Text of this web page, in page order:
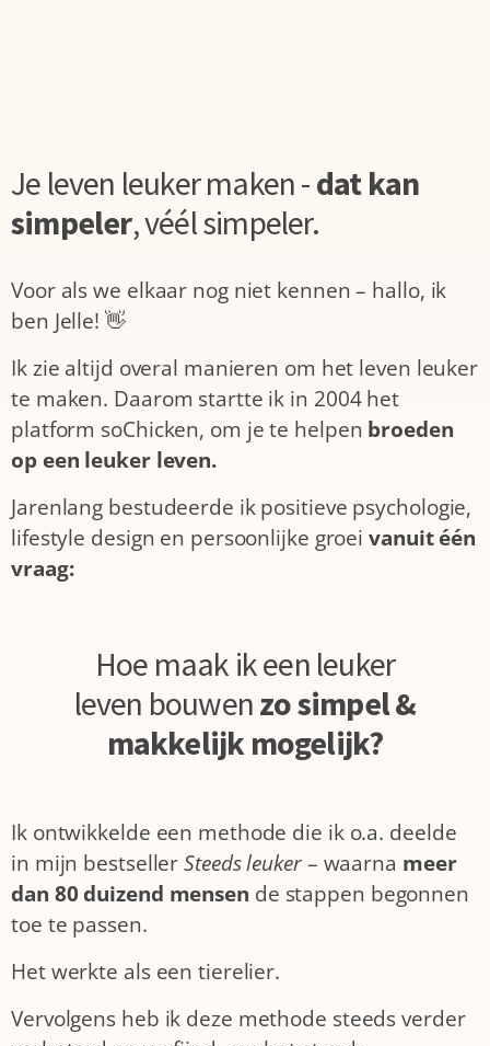
Je leven leuker maken -dat kan
simpeler,véél simpeler.
Voor als we elkaar nog niet kennen – hallo, ik
ben Jelle! 👋
Ik zie altijd overal manieren om het leven leuker
te maken. Daarom startte ik in 2004 het
platform soChicken, om je te helpen broeden
op een leuker leven.
Jarenlang bestudeerde ik positieve psychologie,
lifestyle design en persoonlijke groeivanuit één
vraag:
Hoe maak ik een leuker
leven bouwenzo simpel &
makkelijk mogelijk?
Ik ontwikkelde een methode die ik o.a. deelde
in mijn bestsellerSteeds leuker– waarna meer
dan 80 duizend mensen de stappen begonnen
toe te passen.
Het werkte als een tierelier.
Vervolgens heb ik deze methode steeds verder